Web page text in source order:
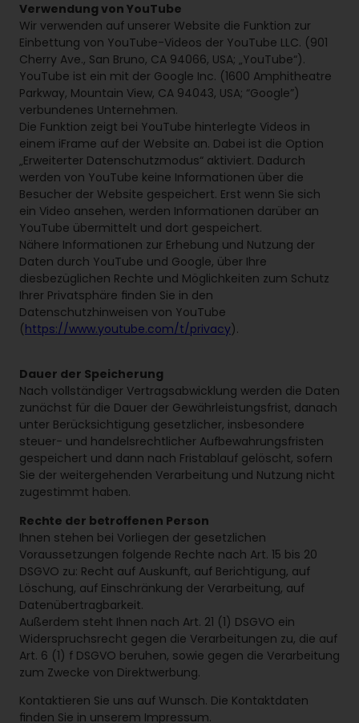
Verwendung von YouTube
Wir verwenden auf unserer Website die Funktion zur
Einbettung von YouTube-Videos der YouTube LLC. (901
Cherry Ave., San Bruno, CA 94066, USA; „YouTube“).
YouTube ist ein mit der Google Inc. (1600 Amphitheatre
Parkway, Mountain View, CA 94043, USA; “Google”)
verbundenes Unternehmen.
Die Funktion zeigt bei YouTube hinterlegte Videos in
einem iFrame auf der Website an. Dabei ist die Option
„Erweiterter Datenschutzmodus“ aktiviert. Dadurch
werden von YouTube keine Informationen über die
Besucher der Website gespeichert. Erst wenn Sie sich
ein Video ansehen, werden Informationen darüber an
YouTube übermittelt und dort gespeichert.
Nähere Informationen zur Erhebung und Nutzung der
Daten durch YouTube und Google, über Ihre
diesbezüglichen Rechte und Möglichkeiten zum Schutz
Ihrer Privatsphäre finden Sie in den
Datenschutzhinweisen von YouTube
(https://www.youtube.com/t/privacy).
Dauer der Speicherung
Nach vollständiger Vertragsabwicklung werden die Daten
zunächst für die Dauer der Gewährleistungsfrist, danach
unter Berücksichtigung gesetzlicher, insbesondere
steuer- und handelsrechtlicher Aufbewahrungsfristen
gespeichert und dann nach Fristablauf gelöscht, sofern
Sie der weitergehenden Verarbeitung und Nutzung nicht
zugestimmt haben.
Rechte der betroffenen Person
Ihnen stehen bei Vorliegen der gesetzlichen
Voraussetzungen folgende Rechte nach Art. 15 bis 20
DSGVO zu: Recht auf Auskunft, auf Berichtigung, auf
Löschung, auf Einschränkung der Verarbeitung, auf
Datenübertragbarkeit.
Außerdem steht Ihnen nach Art. 21 (1) DSGVO ein
Widerspruchsrecht gegen die Verarbeitungen zu, die auf
Art. 6 (1) f DSGVO beruhen, sowie gegen die Verarbeitung
zum Zwecke von Direktwerbung.
Kontaktieren Sie uns auf Wunsch. Die Kontaktdaten
finden Sie in unserem Impressum.